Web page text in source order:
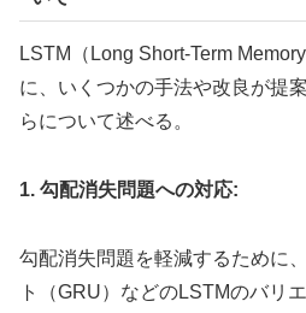
LSTM（Long Short-Term
に、いくつかの手法や改良が提
らについて述べる。
1. 勾配消失問題への対応:
勾配消失問題を軽減するために
ト（GRU）などのLSTMのバリ